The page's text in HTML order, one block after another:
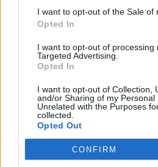
I want to opt-out of the Sale of
Opted In
I want to opt-out of processing
Targeted Advertising.
Opted In
I want to opt-out of Collection,
and/or Sharing of my Personal
Unrelated with the Purposes
collected.
Opted Out
CONFIRM
Tomasz Pałasz
Wczoraj 19:36
Kraj